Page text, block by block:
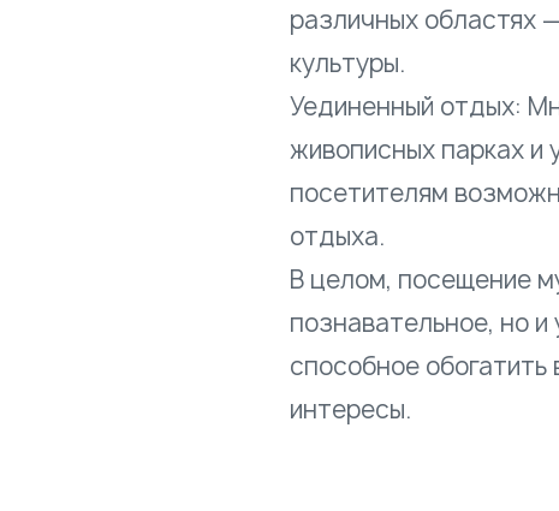
различных областях
культуры.
Уединенный отдых:
живописных парках и
посетителям
отдыха.
В целом, посещение
познавательное, но и
способное
интересы.